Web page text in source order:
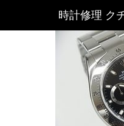
時計修理 ク